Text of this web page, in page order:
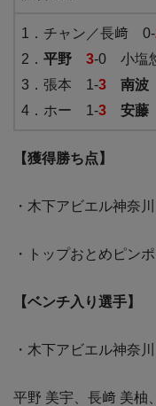
1．チャン／長﨑 0-
2． 平野 3-0 小塩
3．張本 1-3 南波
4．ホー 1-3 安藤
【獲得勝ち点】
・木下アビエル神奈
・トップおとめピン
【ベンチ入り選手】
・木下アビエル神奈川
平野 美宇、長﨑 美柚